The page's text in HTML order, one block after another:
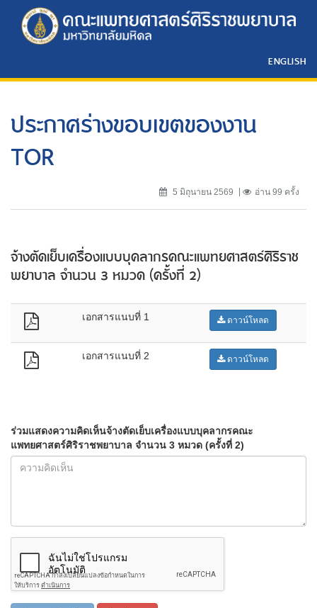
ENGLISH
ประกาศร่างขอบเขตของงาน
TOR
5 มิถุนายน 2569 อ่าน 99 ครั้ง
จ้างตัดเย็บเครื่องแบบบุคลากรคณะแพทยศาสตร์ศิริราช
พยาบาล จำนวน 3 หมวด (ครั้งที่ 2)
เอกสารแนบที่ 1 ดาวน์โหลด
เอกสารแนบที่ 2 ดาวน์โหลด
ร่วมแสดงความคิดเห็นจ้างตัดเย็บเครื่องแบบบุคลากรคณะ
แพทยศาสตร์ศิริราชพยาบาล จำนวน 3 หมวด (ครั้งที่ 2)